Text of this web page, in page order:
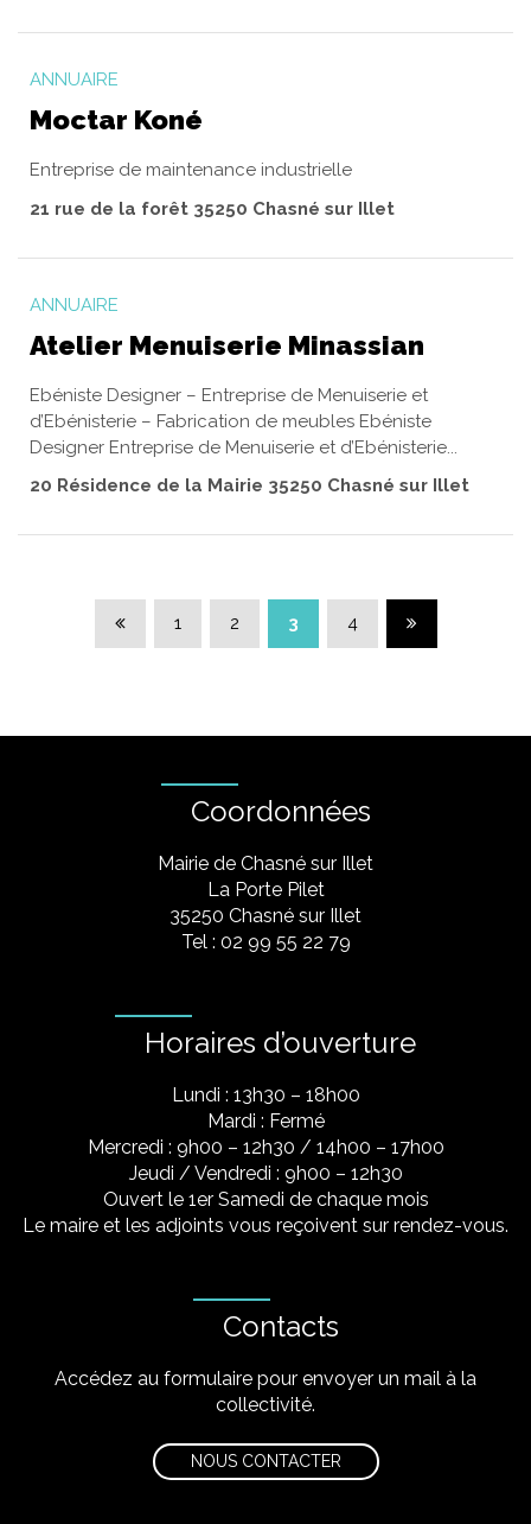
ANNUAIRE
Moctar Koné
Entreprise de maintenance industrielle
21 rue de la forêt 35250 Chasné sur Illet
ANNUAIRE
Atelier Menuiserie Minassian
Ebéniste Designer – Entreprise de Menuiserie et
d’Ebénisterie – Fabrication de meubles Ebéniste
Designer Entreprise de Menuiserie et d’Ebénisterie...
20 Résidence de la Mairie 35250 Chasné sur Illet
Page précédente
1 2 3 4 Page suivante
Coordonnées
Mairie de Chasné sur Illet
La Porte Pilet
35250 Chasné sur Illet
Tel : 02 99 55 22 79
Horaires d’ouverture
Lundi : 13h30 – 18h00
Mardi : Fermé
Mercredi : 9h00 – 12h30 / 14h00 – 17h00
Jeudi / Vendredi : 9h00 – 12h30
Ouvert le 1er Samedi de chaque mois
Le maire et les adjoints vous reçoivent sur rendez-vous.
Contacts
Accédez au formulaire pour envoyer un mail à la
collectivité.
NOUS CONTACTER